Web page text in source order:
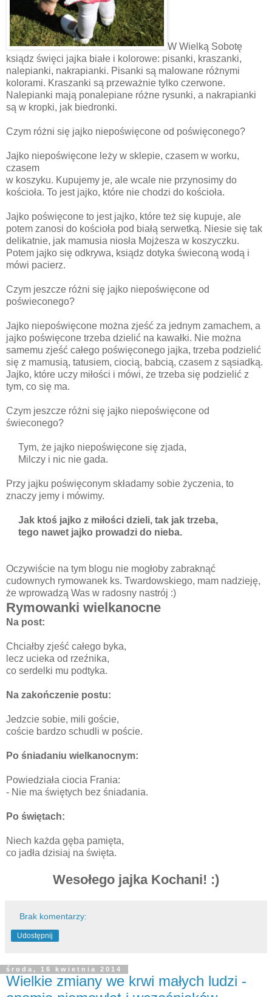
W Wielką Sobotę
ksiądz święci jajka białe i kolorowe: pisanki, kraszanki,
nalepianki, nakrapianki. Pisanki są malowane różnymi
kolorami. Kraszanki są przeważnie tylko czerwone.
Nalepianki mają ponalepiane różne rysunki, a nakrapianki
są w kropki, jak biedronki.
Czym różni się jajko niepoświęcone od poświęconego?
Jajko niepoświęcone leży w sklepie, czasem w worku,
czasem
w koszyku. Kupujemy je, ale wcale nie przynosimy do
kościoła. To jest jajko, które nie chodzi do kościoła.
Jajko poświęcone to jest jajko, które też się kupuje, ale
potem zanosi do kościoła pod białą serwetką. Niesie się tak
delikatnie, jak mamusia niosła Mojżesza w koszyczku.
Potem jajko się odkrywa, ksiądz dotyka świeconą wodą i
mówi pacierz.
Czym jeszcze różni się jajko niepoświęcone od
poświeconego?
Jajko niepoświęcone można zjeść za jednym zamachem, a
jajko poświęcone trzeba dzielić na kawałki. Nie można
samemu zjeść całego poświęconego jajka, trzeba podzielić
się z mamusią, tatusiem, ciocią, babcią, czasem z sąsiadką.
Jajko, które uczy miłości i mówi, że trzeba się podzielić z
tym, co się ma.
Czym jeszcze różni się jajko niepoświęcone od
świeconego?
Tym, że jajko niepoświęcone się zjada,
Milczy i nic nie gada.
Przy jajku poświęconym składamy sobie życzenia, to
znaczy jemy i mówimy.
Jak ktoś jajko z miłości dzieli, tak jak trzeba,
tego nawet jajko prowadzi do nieba.
Oczywiście na tym blogu nie mogłoby zabraknąć
cudownych rymowanek ks. Twardowskiego, mam nadzieję,
że wprowadzą Was w radosny nastrój :)
Rymowanki wielkanocne
Na post:
Chciałby zjeść całego byka,
lecz ucieka od rzeźnika,
co serdelki mu podtyka.
Na zakończenie postu:
Jedzcie sobie, mili goście,
coście bardzo schudli w poście.
Po śniadaniu wielkanocnym:
Powiedziała ciocia Frania:
- Nie ma świętych bez śniadania.
Po świętach:
Niech każda gęba pamięta,
co jadła dzisiaj na święta.
Wesołego jajka Kochani! :)
Brak komentarzy:
Udostępnij
środa, 16 kwietnia 2014
Wielkie zmiany we krwi małych ludzi -